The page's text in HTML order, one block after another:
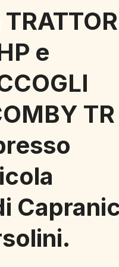
e
TR